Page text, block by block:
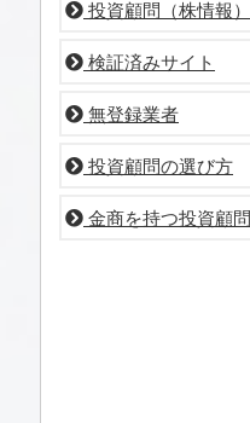
投資顧問（株情報
検証済みサイト
無登録業者
投資顧問の選び方
金商を持つ投資顧問